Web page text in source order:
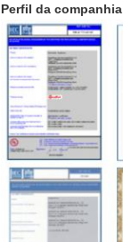
Perfil da companhia